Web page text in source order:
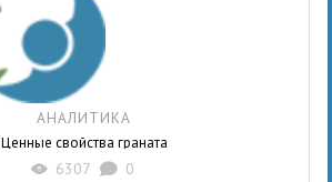
АНАЛИТИКА
Ценные свойства граната
X 6307 K 0